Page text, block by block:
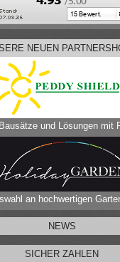
NEUEN
und Lösungen mit
an hochwertigen
NEWS
SICHER ZAHLEN